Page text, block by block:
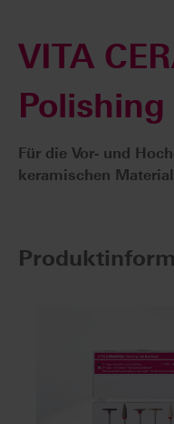
VITA
Polishing
Für die Vor- und
keramischen